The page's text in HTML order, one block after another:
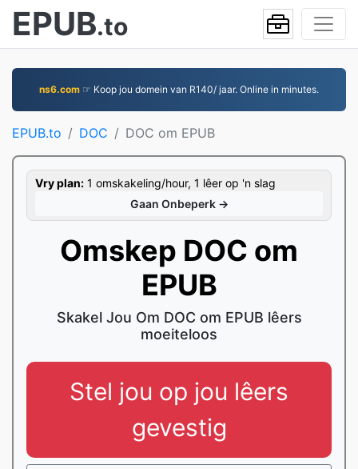
EPUB.to
ns6.com ☞ Koop jou domein van R140/ jaar. Online in minutes.
EPUB.to DOC DOC om EPUB
Vry plan: 1 omskakeling/hour, 1 lêer op 'n slag
Gaan Onbeperk →
Omskep DOC om
EPUB
Skakel Jou Om DOC om EPUB lêers
moeiteloos
Stel jou op jou lêers
gevestig